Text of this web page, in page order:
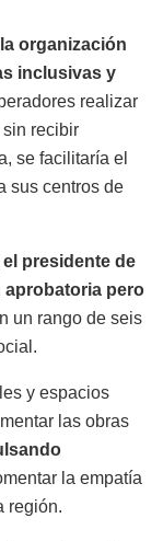
la organización
inclusivas y
realizar
recibir
se facilitaría el
sus centros de
el presidente de
aprobatoria pero
un rango de seis
y espacios
las obras
la empatía
región.